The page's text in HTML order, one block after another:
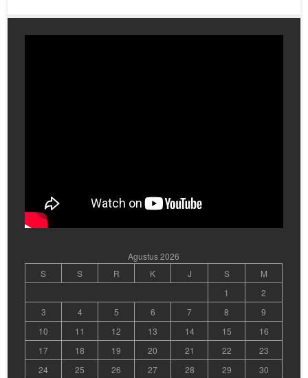
Agustus 2026
S
S R K J S
M
1
2
3
4 5 6 7 8
9
10
11 12 13 14 15
16
17
18 19 20 21 22
23
24
25 26 27 28 29
30